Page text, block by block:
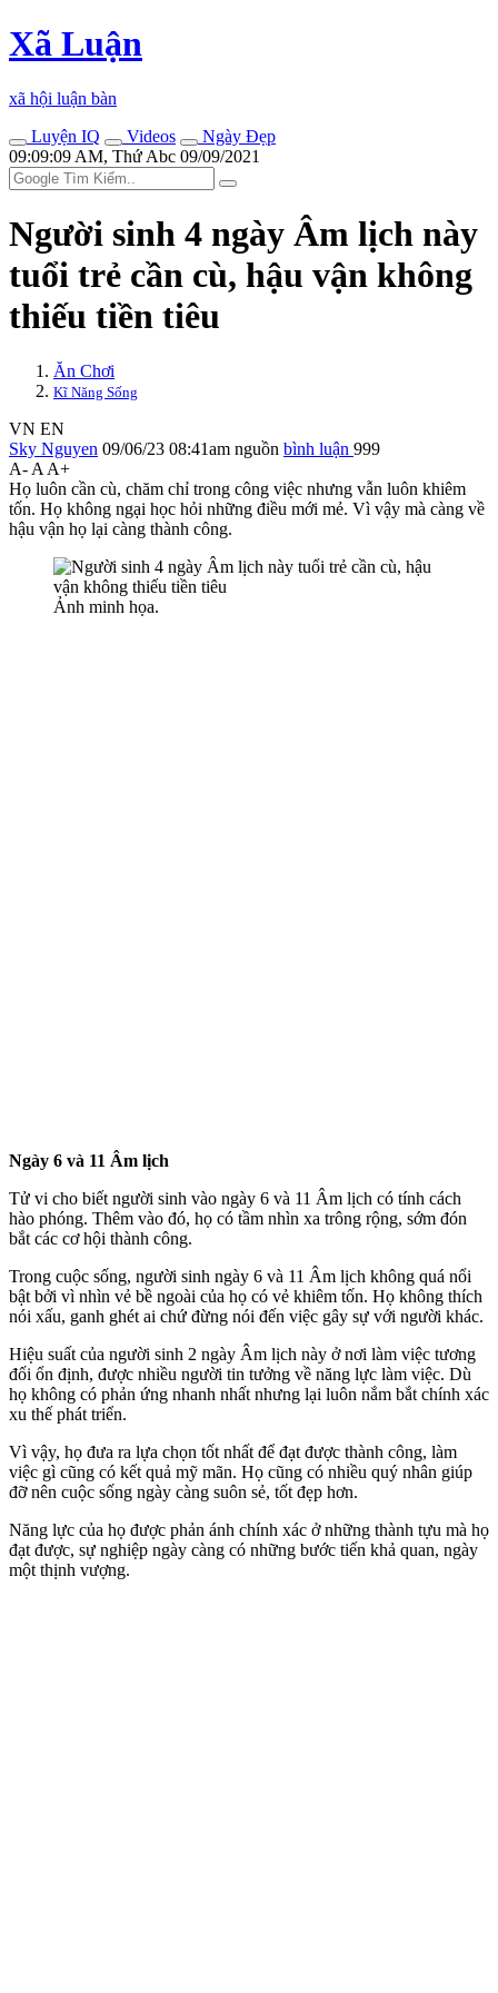
Xã Luận
xã hội luận bàn
Luyện IQ
Videos
Ngày Đẹp
09:09:09 AM, Thứ Abc 09/09/2021
Người sinh 4 ngày Âm lịch này
tuổi trẻ cần cù, hậu vận không
thiếu tiền tiêu
Ăn Chơi
Kĩ Năng Sống
VN EN
Sky Nguyen 09/06/23 08:41am nguồn bình luận 999
A- A A+
Họ luôn cần cù, chăm chỉ trong công việc nhưng vẫn luôn khiêm
tốn. Họ không ngại học hỏi những điều mới mẻ. Vì vậy mà càng về
hậu vận họ lại càng thành công.
Ảnh minh họa.
Ngày 6 và 11 Âm lịch
Tử vi cho biết người sinh vào ngày 6 và 11 Âm lịch có tính cách
hào phóng. Thêm vào đó, họ có tầm nhìn xa trông rộng, sớm đón
bắt các cơ hội thành công.
Trong cuộc sống, người sinh ngày 6 và 11 Âm lịch không quá nổi
bật bởi vì nhìn vẻ bề ngoài của họ có vẻ khiêm tốn. Họ không thích
nói xấu, ganh ghét ai chứ đừng nói đến việc gây sự với người khác.
Hiệu suất của người sinh 2 ngày Âm lịch này ở nơi làm việc tương
đối ổn định, được nhiều người tin tưởng về năng lực làm việc. Dù
họ không có phản ứng nhanh nhất nhưng lại luôn nắm bắt chính xác
xu thế phát triển.
Vì vậy, họ đưa ra lựa chọn tốt nhất để đạt được thành công, làm
việc gì cũng có kết quả mỹ mãn. Họ cũng có nhiều quý nhân giúp
đỡ nên cuộc sống ngày càng suôn sẻ, tốt đẹp hơn.
Năng lực của họ được phản ánh chính xác ở những thành tựu mà họ
đạt được, sự nghiệp ngày càng có những bước tiến khả quan, ngày
một thịnh vượng.